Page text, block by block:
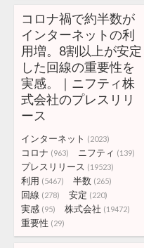
コロナ禍で約半数が
インターネットの利
用増。8割以上が安定
した回線の重要性を
実感。｜ニフティ株
式会社のプレスリリ
ース
インターネット (2023)
コロナ (963) ニフティ (139)
プレスリリース (19523)
利用 (5467) 半数 (265)
回線 (278) 安定 (220)
実感 (95) 株式会社 (19472)
重要性 (29)